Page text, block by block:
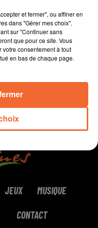
8 min 21 sec
JEUX MUSIQUE
CONTACT
et fermer", ou affiner en
dans "Gérer mes choix".
sur "Continuer sans
que pour ce site. Vous
votre consentement à tout
en bas de chaque page.